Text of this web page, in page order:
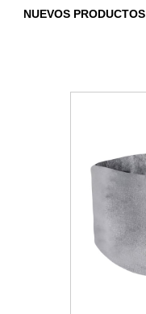
NUEVOS PRODUCTOS